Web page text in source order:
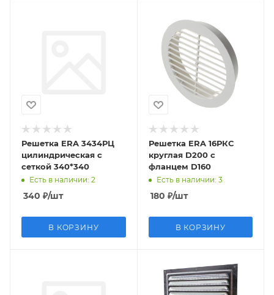
Решетка ERA 3434РЦ
цилиндрическая с
сеткой 340*340
Есть в наличии: 2
340 ₽/шт
В КОРЗИНУ
Решетка ERA 16РКС
круглая D200 c
фланцем D160
Есть в наличии: 3
180 ₽/шт
В КОРЗИНУ